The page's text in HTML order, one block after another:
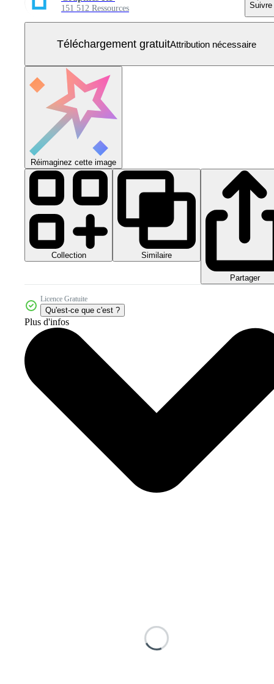
151 512 Ressources Suivre
Téléchargement gratuitAttribution nécessaire
Réimaginez cette image
Collection Similaire
Partager
Licence Gratuite
Qu'est-ce que c'est ?
Plus d'infos